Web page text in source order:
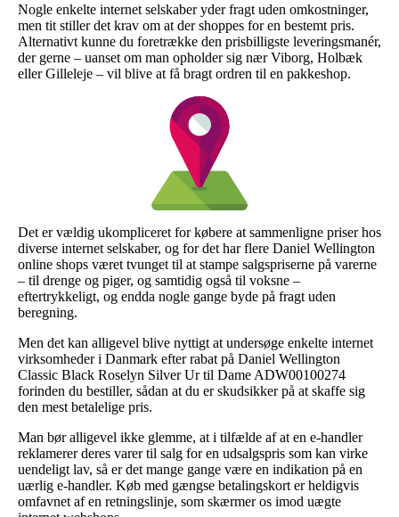
Nogle enkelte internet selskaber yder fragt uden omkostninger,
men tit stiller det krav om at der shoppes for en bestemt pris.
Alternativt kunne du foretrække den prisbilligste leveringsmanér,
der gerne – uanset om man opholder sig nær Viborg, Holbæk
eller Gilleleje – vil blive at få bragt ordren til en pakkeshop.
Det er vældig ukompliceret for købere at sammenligne priser hos
diverse internet selskaber, og for det har flere Daniel Wellington
online shops været tvunget til at stampe salgspriserne på varerne
– til drenge og piger, og samtidig også til voksne –
eftertrykkeligt, og endda nogle gange byde på fragt uden
beregning.
Men det kan alligevel blive nyttigt at undersøge enkelte internet
virksomheder i Danmark efter rabat på Daniel Wellington
Classic Black Roselyn Silver Ur til Dame ADW00100274
forinden du bestiller, sådan at du er skudsikker på at skaffe sig
den mest betalelige pris.
Man bør alligevel ikke glemme, at i tilfælde af at en e-handler
reklamerer deres varer til salg for en udsalgspris som kan virke
uendeligt lav, så er det mange gange være en indikation på en
uærlig e-handler. Køb med gængse betalingskort er heldigvis
omfavnet af en retningslinje, som skærmer os imod uægte